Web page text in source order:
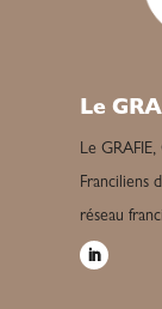
Le
Le
Franciliens
réseau